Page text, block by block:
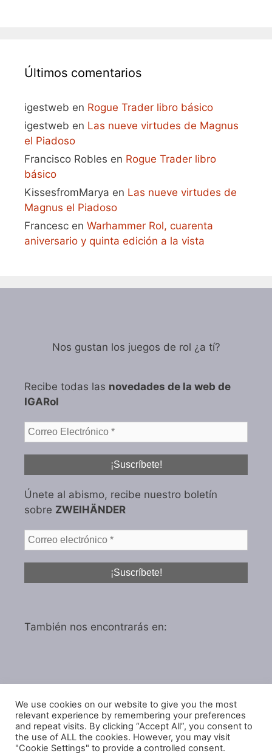
Últimos comentarios
igestweb en Rogue Trader libro básico
igestweb en Las nueve virtudes de Magnus
el Piadoso
Francisco Robles en Rogue Trader libro
básico
KissesfromMarya en Las nueve virtudes de
Magnus el Piadoso
Francesc en Warhammer Rol, cuarenta
aniversario y quinta edición a la vista
Nos gustan los juegos de rol ¿a tí?
Recibe todas las novedades de la web de
IGARol
Únete al abismo, recibe nuestro boletín
sobre ZWEIHÄNDER
También nos encontrarás en:
Política de privacidad
Política de cookies
We use cookies on our website to give you the most
relevant experience by remembering your preferences
and repeat visits. By clicking “Accept All”, you consent to
the use of ALL the cookies. However, you may visit
"Cookie Settings" to provide a controlled consent.